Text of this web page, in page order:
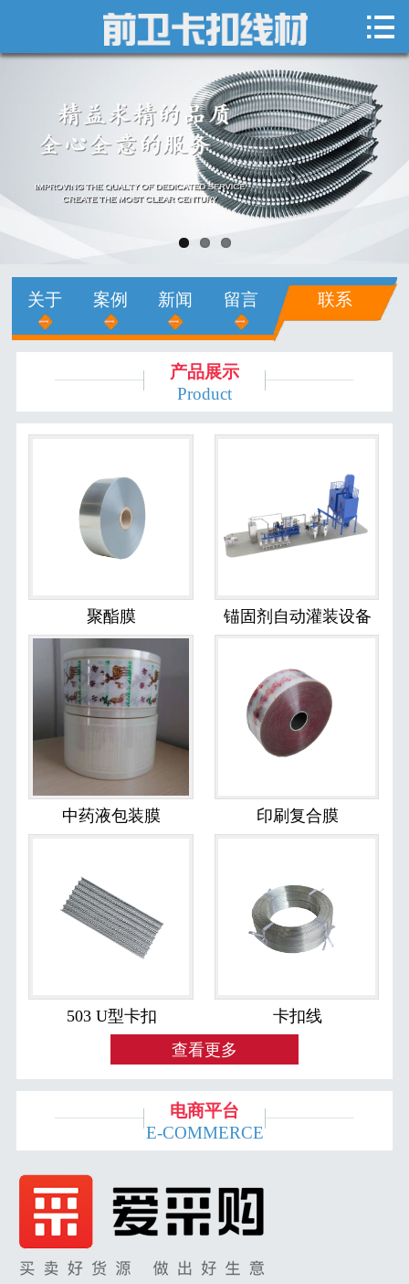
 网站首页
关于我们
新闻中心
产品展示
销售网络
在线留言
联系我们

关于 案例 新闻 留言 联系
产品展示
Product
聚酯膜 锚固剂自动灌装设备
中药液包装膜 印刷复合膜
503 U型卡扣
卡扣线
查看更多
电商平台
E-COMMERCE